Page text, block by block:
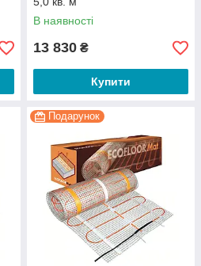
В наявності
13 830 ₴
Купити
Подарунок